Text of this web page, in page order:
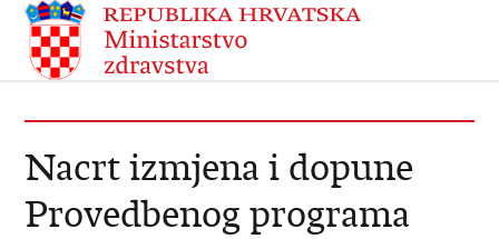
Nacrt izmjena i dopune
Provedbenog programa